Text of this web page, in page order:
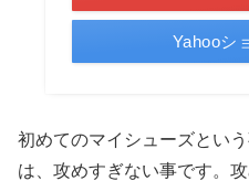
Yahooシ
初めてのマイシューズとい
は、攻めすぎない事です。